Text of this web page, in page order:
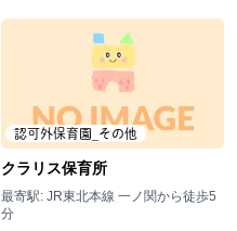
認可外保育園_その他
クラリス保育所
最寄駅: JR東北本線 一ノ関から徒歩5
分